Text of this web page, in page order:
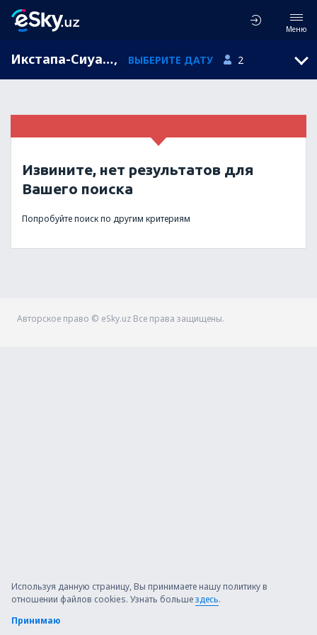
Меню
Икстапа-Сиуатанехо, Ixtapa, Guerrero, Мексика (ZIH), ВЫБЕРИТЕ ДАТУ 2
Извините, нет результатов для
Вашего поиска
Попробуйте поиск по другим критериям
Авторское право © eSky.uz Все права защищены.
Используя данную страницу, Вы принимаете нашу политику в
отношении файлов cookies. Узнать большездесь.
Принимаю